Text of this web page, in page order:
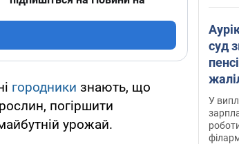
городники знають, що
погіршити
урожай.
суд
У